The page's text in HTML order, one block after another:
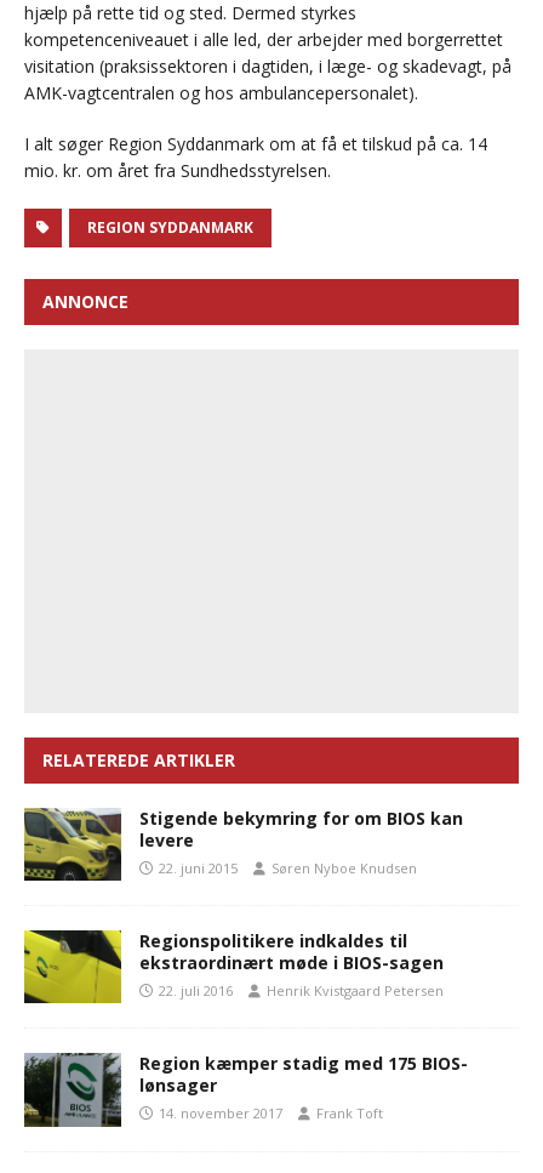
hjælp på rette tid og sted. Dermed styrkes
kompetenceniveauet i alle led, der arbejder med borgerrettet
visitation (praksissektoren i dagtiden, i læge- og skadevagt, på
AMK-vagtcentralen og hos ambulancepersonalet).
I alt søger Region Syddanmark om at få et tilskud på ca. 14
mio. kr. om året fra Sundhedsstyrelsen.
REGION SYDDANMARK
ANNONCE
RELATEREDE ARTIKLER
Stigende bekymring for om BIOS kan
levere
22. juni 2015 Søren Nyboe Knudsen
Regionspolitikere indkaldes til
ekstraordinært møde i BIOS-sagen
22. juli 2016 Henrik Kvistgaard Petersen
Region kæmper stadig med 175 BIOS-
lønsager
14. november 2017 Frank Toft